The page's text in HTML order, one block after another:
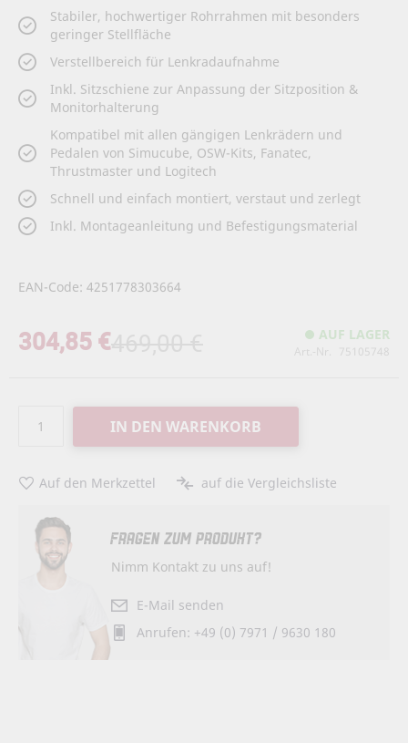
Stabiler, hochwertiger Rohrrahmen mit besonders
geringer Stellfläche
Verstellbereich für Lenkradaufnahme
Inkl. Sitzschiene zur Anpassung der Sitzposition &
Monitorhalterung
Kompatibel mit allen gängigen Lenkrädern und
Pedalen von Simucube, OSW-Kits, Fanatec,
Thrustmaster und Logitech
Schnell und einfach montiert, verstaut und zerlegt
Inkl. Montageanleitung und Befestigungsmaterial
304,85 € AUF LAGER
Art.-Nr. 75105748
IN DEN WARENKORB
Auf den Merkzettel auf die Vergleichsliste
EAN-Code: 4251778303664
FRAGEN ZUM PRODUKT?
Nimm Kontakt zu uns auf!
E-Mail senden
Anrufen: +49 (0) 7971 / 9630 180